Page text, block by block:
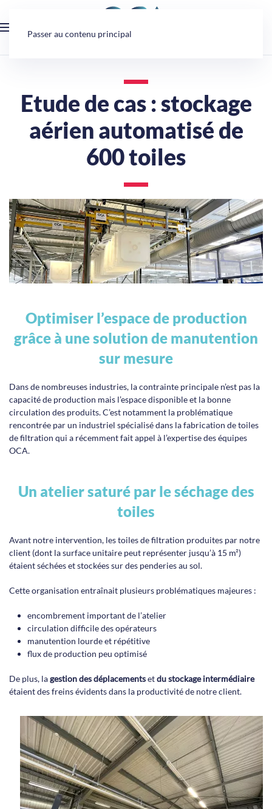
Passer au contenu principal
Etude de cas : stockage
aérien automatisé de
600 toiles
Optimiser l’espace de production
grâce à une solution de manutention
sur mesure
Dans de nombreuses industries, la contrainte principale n’est pas la
capacité de production mais l’espace disponible et la bonne
circulation des produits. C’est notamment la problématique
rencontrée par un industriel spécialisé dans la fabrication de toiles
de filtration qui a récemment fait appel à l’expertise des équipes
OCA.
Un atelier saturé par le séchage des
toiles
Avant notre intervention, les toiles de filtration produites par notre
client (dont la surface unitaire peut représenter jusqu’à 15 m²)
étaient séchées et stockées sur des penderies au sol.
Cette organisation entraînait plusieurs problématiques majeures :
encombrement important de l’atelier
circulation difficile des opérateurs
manutention lourde et répétitive
flux de production peu optimisé
De plus, lagestion des déplacementsetdu stockage intermédiaire
étaient des freins évidents dans la productivité de notre client.
Panneau de gestion des cookies